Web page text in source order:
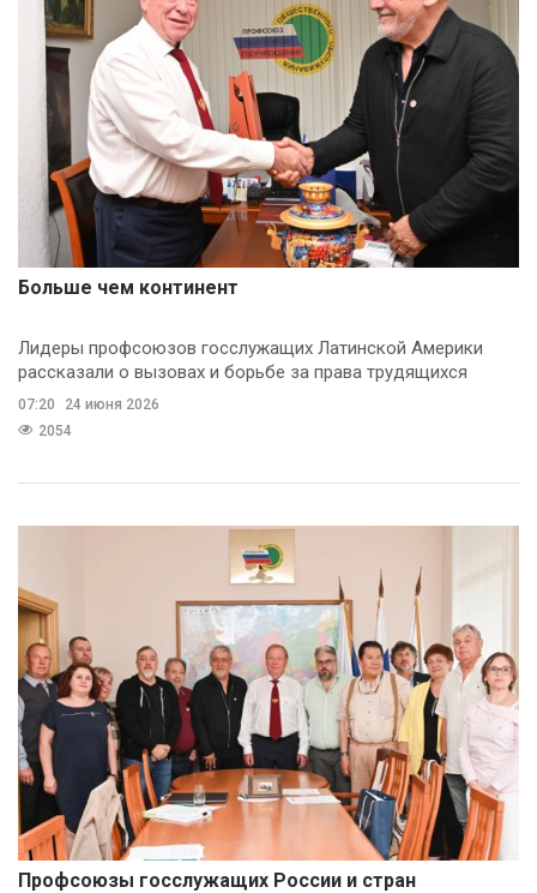
Больше чем континент
Лидеры профсоюзов госслужащих Латинской Америки
рассказали о вызовах и борьбе за права трудящихся
07:20
24 июня 2026
2054
Профсоюзы госслужащих России и стран